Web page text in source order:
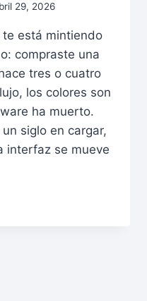
29, 2026
te está mintiendo
compraste una
tres o cuatro
los colores son
ha muerto.
siglo en cargar,
interfaz se mueve